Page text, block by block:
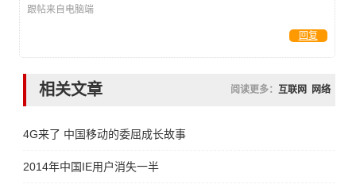
跟帖来自电脑端
回复
相关文章 阅读更多： 互联网 网络
4G来了 中国移动的委屈成长故事
2014年中国IE用户消失一半